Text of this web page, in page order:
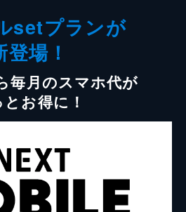
setプランが
登場！
毎月のスマホ代が
お得に！